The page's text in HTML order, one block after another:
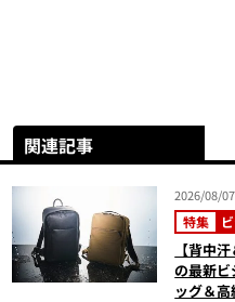
関連記事
2026/08/
特集
【背中
の最新
ッグ＆